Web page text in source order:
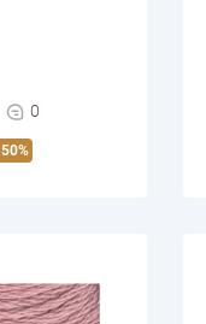
0